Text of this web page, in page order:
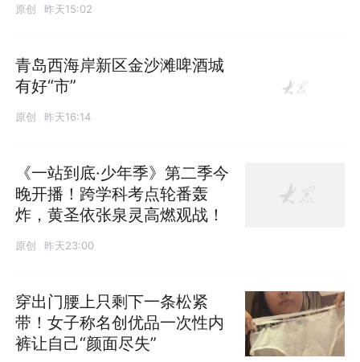
原创 昨天15:02
青岛西海岸新区金沙滩啤酒城
有好“市”
原创 昨天16:14
《一站到底·少年季》第二季今
晚开播！跨学科考点轮番轰
炸，黄圣依张泉灵高燃观战！
原创 昨天23:00
穿出门腰上只剩下一条松紧
带！女子称名创优品一次性内
裤让自己“颜面尽失”